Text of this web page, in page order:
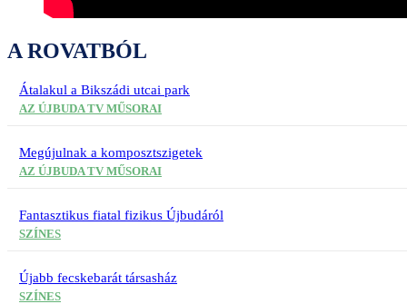
A ROVATBÓL
Átalakul a Bikszádi utcai park
AZ ÚJBUDA TV MŰSORAI
Megújulnak a komposztszigetek
AZ ÚJBUDA TV MŰSORAI
Fantasztikus fiatal fizikus Újbudáról
SZÍNES
Újabb fecskebarát társasház
SZÍNES